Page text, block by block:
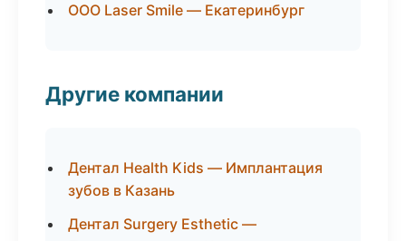
ООО Laser Smile — Екатеринбург
Другие компании
Дентал Health Kids — Имплантация
зубов в Казань
Дентал Surgery Esthetic —